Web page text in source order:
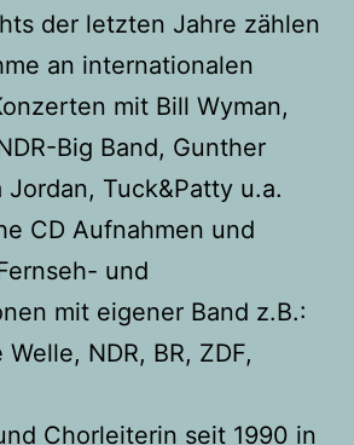
der letzten Jahre zählen
an internationalen
mit Bill Wyman,
Big Band, Gunther
Jordan, Tuck&Patty u.a.
CD Aufnahmen und
und
mit eigener Band z.B.:
NDR, BR, ZDF,
Chorleiterin seit 1990 in